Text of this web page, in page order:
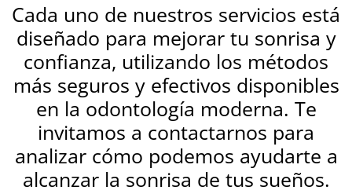
Cada uno de nuestros servicios está
diseñado para mejorar tu sonrisa y
confianza, utilizando los métodos
más seguros y efectivos disponibles
en la odontología moderna. Te
invitamos a contactarnos para
analizar cómo podemos ayudarte a
alcanzar la sonrisa de tus sueños.